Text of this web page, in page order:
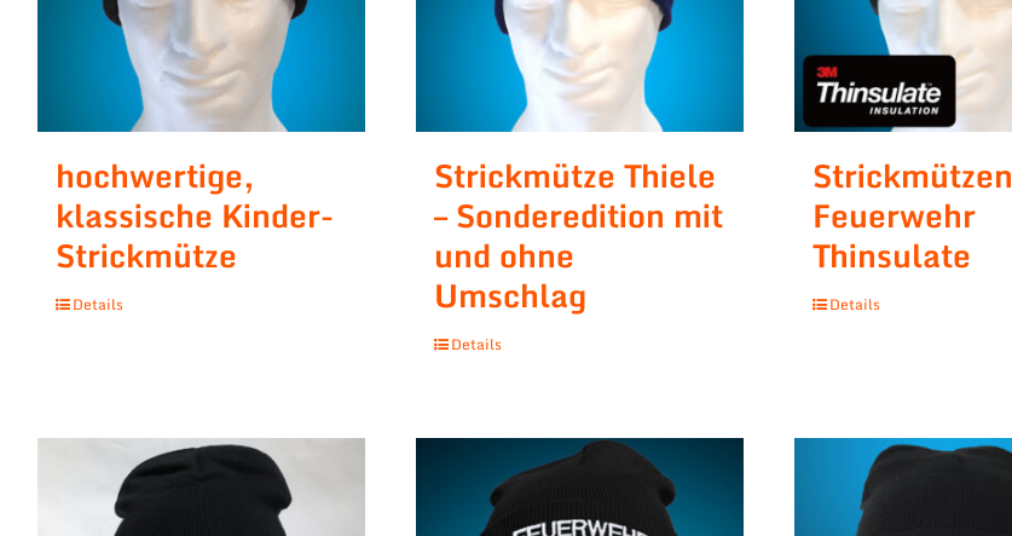
hochwertige,
klassische Kinder-
Strickmütze
Details
Strickmütze Thiele
– Sonderedition mit
und ohne
Umschlag
Details
Strickmützen
Feuerwehr
Thinsulate
Details